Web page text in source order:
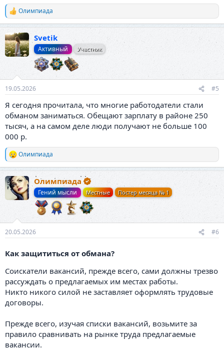
Р
е
к
ц
и
Олимпиада
Svetik
Активный Участник
19.05.2026 #5
Я сегодня прочитала, что многие работодатели стали
обманом заниматься. Обещают зарплату в районе 250
тысяч, а на самом деле люди получают не больше 100
000 р.
Р
е
к
ц
Олимпиада
Олимпиада
Гений мысли Местные Постер месяца № 1
20.05.2026 #6
Как защититься от обмана?
Соискатели вакансий, прежде всего, сами должны трезво
рассуждать о предлагаемых им местах работы.
Никто никого силой не заставляет оформлять трудовые
договоры.
Прежде всего, изучая списки вакансий, возьмите за
правило сравнивать на рынке труда предлагаемые
вакансии.